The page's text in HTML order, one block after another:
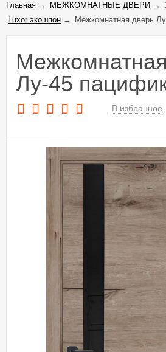
Главная → МЕЖКОМНАТНЫЕ ДВЕРИ →
Luxor экошпон → Межкомнатная дверь
Лу-45
В избранное